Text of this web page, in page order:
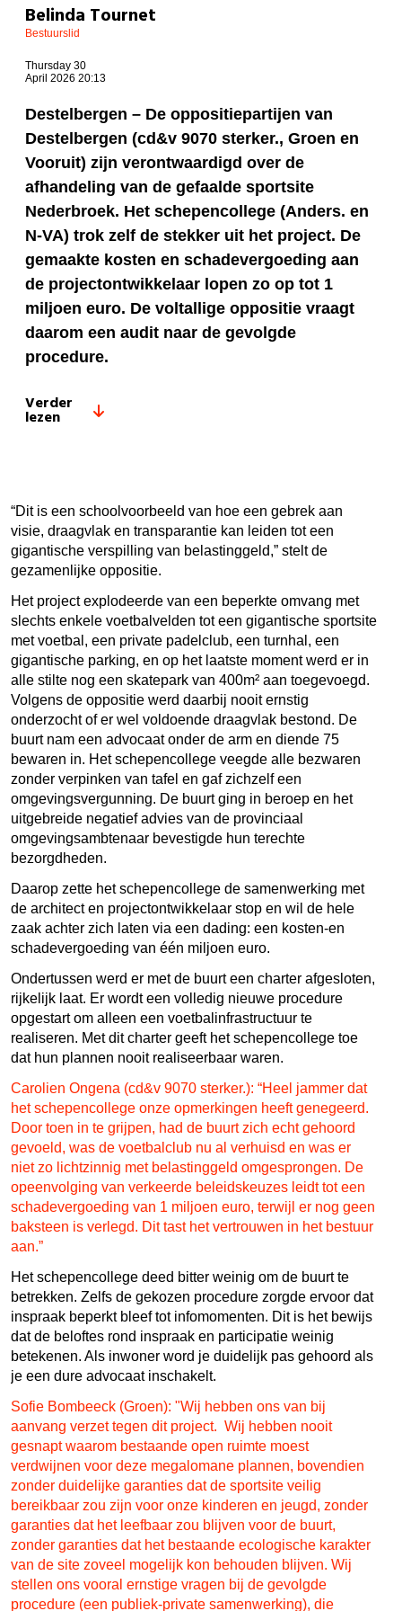
Belinda Tournet
Bestuurslid
Thursday 30
April 2026 20:13
Destelbergen – De oppositiepartijen van
Destelbergen (cd&v 9070 sterker., Groen en
Vooruit) zijn verontwaardigd over de
afhandeling van de gefaalde sportsite
Nederbroek. Het schepencollege (Anders. en
N-VA) trok zelf de stekker uit het project. De
gemaakte kosten en schadevergoeding aan
de projectontwikkelaar lopen zo op tot 1
miljoen euro. De voltallige oppositie vraagt
daarom een audit naar de gevolgde
procedure.
Verder
lezen
“Dit is een schoolvoorbeeld van hoe een gebrek aan
visie, draagvlak en transparantie kan leiden tot een
gigantische verspilling van belastinggeld,” stelt de
gezamenlijke oppositie.
Het project explodeerde van een beperkte omvang met
slechts enkele voetbalvelden tot een gigantische sportsite
met voetbal, een private padelclub, een turnhal, een
gigantische parking, en op het laatste moment werd er in
alle stilte nog een skatepark van 400m² aan toegevoegd.
Volgens de oppositie werd daarbij nooit ernstig
onderzocht of er wel voldoende draagvlak bestond. De
buurt nam een advocaat onder de arm en diende 75
bewaren in. Het schepencollege veegde alle bezwaren
zonder verpinken van tafel en gaf zichzelf een
omgevingsvergunning. De buurt ging in beroep en het
uitgebreide negatief advies van de provinciaal
omgevingsambtenaar bevestigde hun terechte
bezorgdheden.
Daarop zette het schepencollege de samenwerking met
de architect en projectontwikkelaar stop en wil de hele
zaak achter zich laten via een dading: een kosten-en
schadevergoeding van één miljoen euro.
Ondertussen werd er met de buurt een charter afgesloten,
rijkelijk laat. Er wordt een volledig nieuwe procedure
opgestart om alleen een voetbalinfrastructuur te
realiseren. Met dit charter geeft het schepencollege toe
dat hun plannen nooit realiseerbaar waren.
Carolien Ongena (cd&v 9070 sterker.): “Heel jammer dat
het schepencollege onze opmerkingen heeft genegeerd.
Door toen in te grijpen, had de buurt zich echt gehoord
gevoeld, was de voetbalclub nu al verhuisd en was er
niet zo lichtzinnig met belastinggeld omgesprongen. De
opeenvolging van verkeerde beleidskeuzes leidt tot een
schadevergoeding van 1 miljoen euro, terwijl er nog geen
baksteen is verlegd. Dit tast het vertrouwen in het bestuur
aan.”
Het schepencollege deed bitter weinig om de buurt te
betrekken. Zelfs de gekozen procedure zorgde ervoor dat
inspraak beperkt bleef tot infomomenten. Dit is het bewijs
dat de beloftes rond inspraak en participatie weinig
betekenen. Als inwoner word je duidelijk pas gehoord als
je een dure advocaat inschakelt.
Sofie Bombeeck (Groen): "Wij hebben ons van bij
aanvang verzet tegen dit project. Wij hebben nooit
gesnapt waarom bestaande open ruimte moest
verdwijnen voor deze megalomane plannen, bovendien
zonder duidelijke garanties dat de sportsite veilig
bereikbaar zou zijn voor onze kinderen en jeugd, zonder
garanties dat het leefbaar zou blijven voor de buurt,
zonder garanties dat het bestaande ecologische karakter
van de site zoveel mogelijk kon behouden blijven. Wij
stellen ons vooral ernstige vragen bij de gevolgde
procedure (een publiek-private samenwerking), die